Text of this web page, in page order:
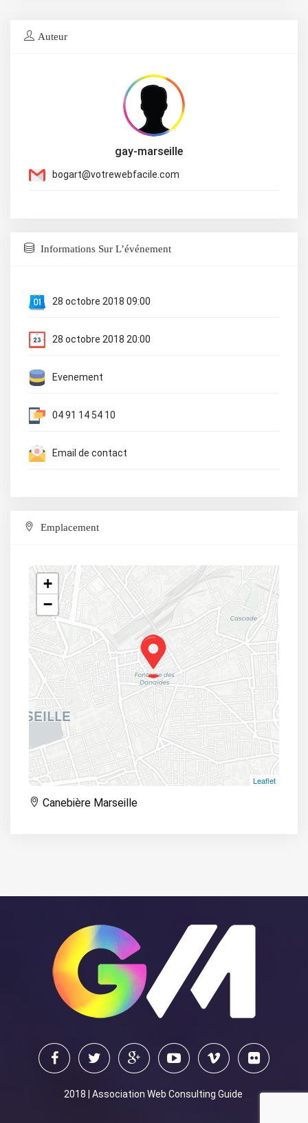
Auteur
gay-marseille
bogart@votrewebfacile.com
Informations Sur L’événement
28 octobre 2018 09:00
28 octobre 2018 20:00
Evenement
04 91 14 54 10
Email de contact
Emplacement
+
−
Leaflet
Canebière Marseille
2018 | Association Web Consulting Guide